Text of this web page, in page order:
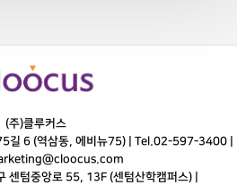
(주)클루커스
길 6 (역삼동, 에비뉴75) | Tel.02-597-3400
센텀중앙로 55, 13F (센텀산학캠퍼스) |